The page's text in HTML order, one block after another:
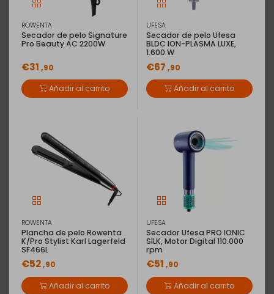
ROWENTA
Secador de pelo Signature
Pro Beauty AC 2200W
€31 ,90
Añadir al carrito
UFESA
Secador de pelo Ufesa
BLDC ION-PLASMA LUXE,
1.600 W
€67 ,90
Añadir al carrito
ROWENTA
Plancha de pelo Rowenta
K/Pro Stylist Karl Lagerfeld
SF466L
€52,90
Añadir al carrito
UFESA
Secador Ufesa PRO IONIC
SILK, Motor Digital 110.000
rpm
€51 ,90
Añadir al carrito